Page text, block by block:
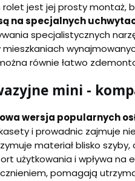
jest jej prosty montaż,
na specjalnych
specjalistycznych
równie łatwo
mini -
wersja popularnych
i prowadnic zajmuje
materiał blisko
użytkowania i wpływa
pomagają